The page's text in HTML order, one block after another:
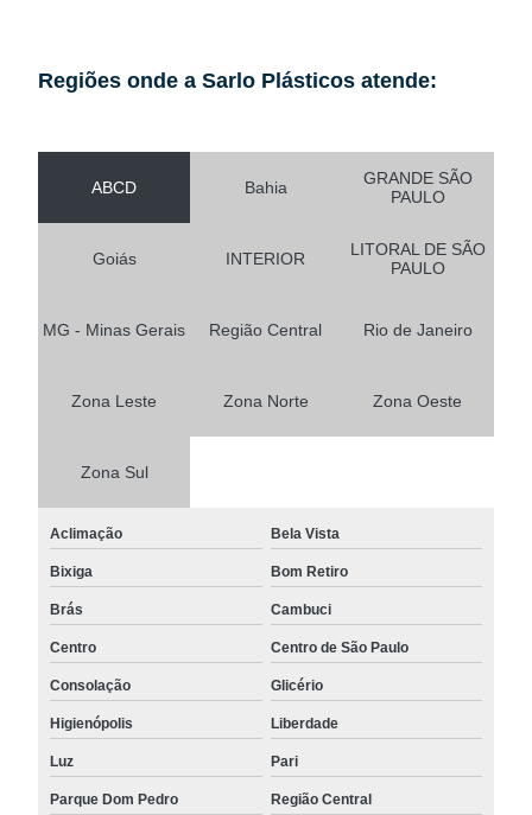
Regiões onde a Sarlo Plásticos atende:
ABCD Bahia
GRANDE SÃO
PAULO
Goiás INTERIOR
LITORAL DE SÃO
PAULO
MG - Minas Gerais Região Central Rio de Janeiro
Zona Leste Zona Norte Zona Oeste
Zona Sul
Aclimação Bela Vista
Bixiga Bom Retiro
Brás Cambuci
Centro Centro de São Paulo
Consolação Glicério
Higienópolis Liberdade
Luz Pari
Parque Dom Pedro Região Central